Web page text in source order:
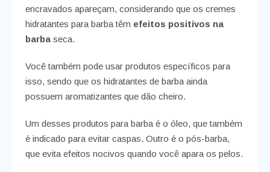
encravados apareçam, considerando que os cremes
hidratantes para barba têm efeitos positivos na
barbaseca.
Você também pode usar produtos específicos para
isso, sendo que os hidratantes de barba ainda
possuem aromatizantes que dão cheiro.
Um desses produtos para barba é o óleo, que também
é indicado para evitar caspas. Outro é o pós-barba,
que evita efeitos nocivos quando você apara os pelos.